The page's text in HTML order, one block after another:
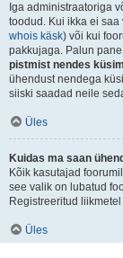
Iga administraatoriga
toodud. Kui ikka ei
whois käsk) või kui
pakkujaga. Palun
pistmist nendes
ühendust nendega
siiski saadad neile
Üles
Kuidas ma saan
Kõik kasutajad
see valik on lubatud
Registreeritud
Üles